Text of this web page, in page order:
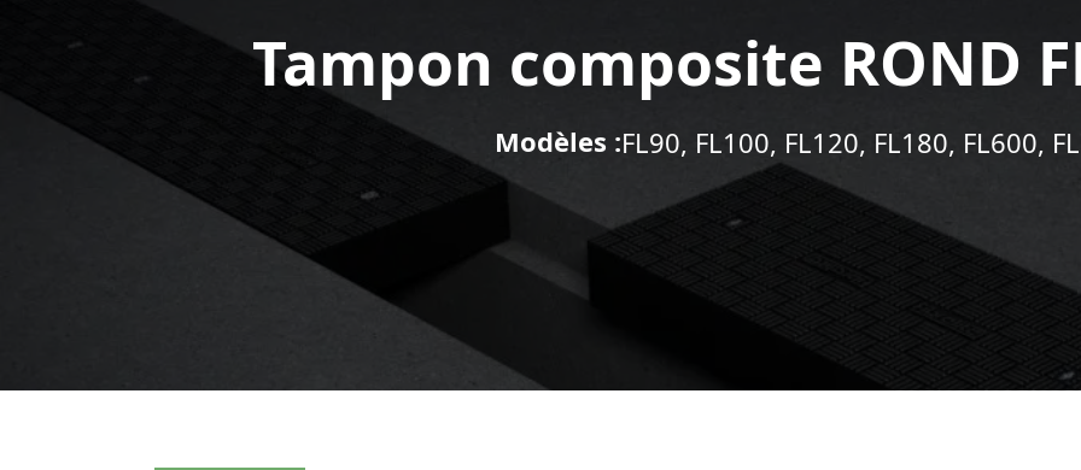
Tampon composite ROND
Modèles :FL90, FL100, FL120, FL180, FL600,